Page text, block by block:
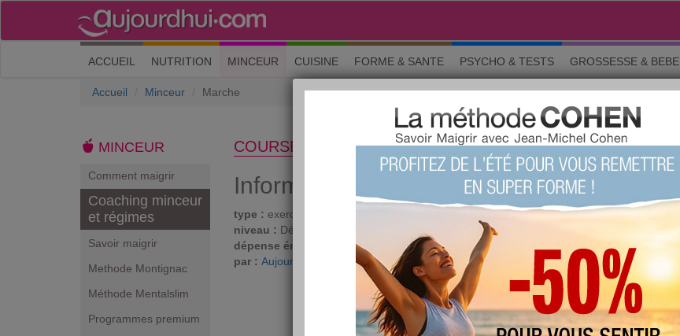
ACCUEIL (current)
NUTRITION MINCEUR CUISINE FORME & SANTE PSYCHO & TESTS GROSSESSE & BEBE
Accueil Minceur Marche
MINCEUR
Comment maigrir
Coaching minceur
et régimes
Savoir maigrir
Methode Montignac
Méthode Mentalslim
Programmes premium
COURSE À PIED
Informations générales
type : exercises cardios
niveau : Débutant
dépense énergétique : 190
proposée
par : Aujourdhui.com
favorite :617 fois
commentée :
votre avis sur ce produit ?
4